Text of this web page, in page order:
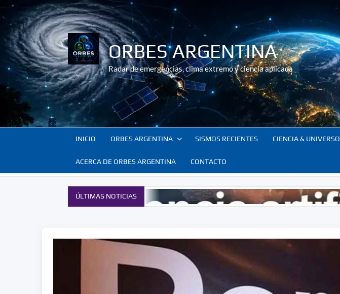
Saltar
al
contenido
ORBES ARGENTINA
Radar de emergencias, clima extremo y ciencia aplicada
INICIO ORBES ARGENTINA SISMOS RECIENTES CIENCIA & UNIVERSO
ACERCA DE ORBES ARGENTINA CONTACTO
ÚLTIMAS NOTICIAS